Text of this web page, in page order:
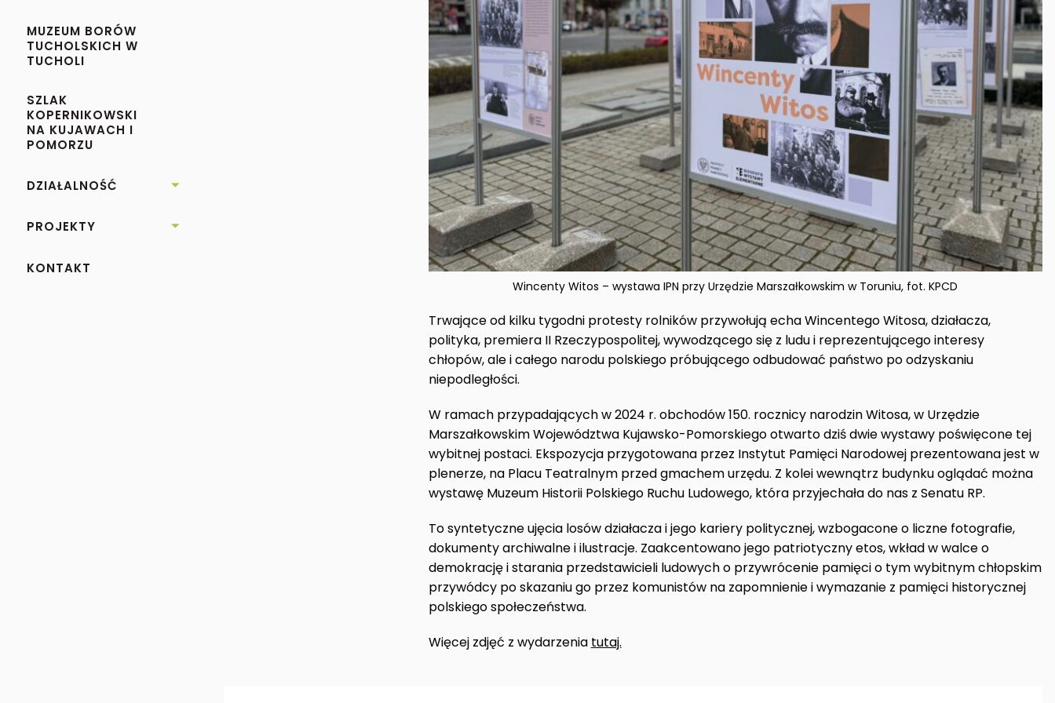
MUZEUM BORÓW
TUCHOLSKICH W
TUCHOLI
SZLAK
KOPERNIKOWSKI
NA KUJAWACH I
POMORZU
DZIAŁALNOŚĆ 
PROJEKTY 
KONTAKT
Wincenty Witos – wystawa IPN przy Urzędzie Marszałkowskim w Toruniu, fot. KPCD
Trwające od kilku tygodni protesty rolników przywołują echa Wincentego Witosa, działacza,
polityka, premiera II Rzeczypospolitej, wywodzącego się z ludu i reprezentującego interesy
chłopów, ale i całego narodu polskiego próbującego odbudować państwo po odzyskaniu
niepodległości.
W ramach przypadających w 2024 r. obchodów 150. rocznicy narodzin Witosa, w Urzędzie
Marszałkowskim Województwa Kujawsko-Pomorskiego otwarto dziś dwie wystawy poświęcone tej
wybitnej postaci. Ekspozycja przygotowana przez Instytut Pamięci Narodowej prezentowana jest w
plenerze, na Placu Teatralnym przed gmachem urzędu. Z kolei wewnątrz budynku oglądać można
wystawę Muzeum Historii Polskiego Ruchu Ludowego, która przyjechała do nas z Senatu RP.
To syntetyczne ujęcia losów działacza i jego kariery politycznej, wzbogacone o liczne fotografie,
dokumenty archiwalne i ilustracje. Zaakcentowano jego patriotyczny etos, wkład w walce o
demokrację i starania przedstawicieli ludowych o przywrócenie pamięci o tym wybitnym chłopskim
przywódcy po skazaniu go przez komunistów na zapomnienie i wymazanie z pamięci historycznej
polskiego społeczeństwa.
Więcej zdjęć z wydarzenia tutaj.